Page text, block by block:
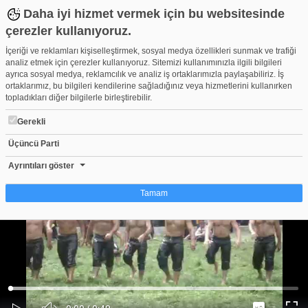
Daha iyi hizmet vermek için bu websitesinde
çerezler kullanıyoruz.
İçeriği ve reklamları kişiselleştirmek, sosyal medya özellikleri sunmak ve trafiği
analiz etmek için çerezler kullanıyoruz. Sitemizi kullanımınızla ilgili bilgileri
ayrıca sosyal medya, reklamcılık ve analiz iş ortaklarımızla paylaşabiliriz. İş
ortaklarımız, bu bilgileri kendilerine sağladığınız veya hizmetlerini kullanırken
topladıkları diğer bilgilerle birleştirebilir.
Gerekli
Üçüncü Parti
Ayrıntıları göster
Tamam
Çerez nedir?
Çerezler, web-sitelerinin, kullanıcıların deneyimlerini daha verimli hale getirmek
amacıyla kullandığı küçük metin dosyalarıdır. Yasalara göre, bu sitenin
işletilmesi için kesinlikle gerekli olan çerezleri cihazınıza yerleştirebiliyoruz.
Diğer çerez türleri için sizden izin almamız gerekiyor. Bu site farklı çerez türleri
kullanmaktadır. Bazı çerezler, sayfalarımızda yer alan üçüncü şahıs hizmetleri
tarafından yerleştirilir. İzniniz şu alanlar için geçerlidir: web.tv
Ses
Yüklendi:
0%
Yükleniyor:
ALAÇAM. AYARSİZ55. GEYİKKOŞAN HIDIRELLEZ GÜREŞLERİ